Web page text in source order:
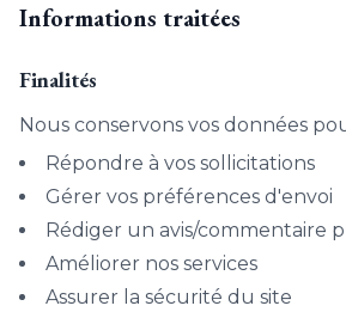
Informations traitées
Finalités
Nous conservons vos données
Répondre à vos sollicitations
Gérer vos préférences d'envoi
Rédiger un avis/commentaire
Améliorer nos services
Assurer la sécurité du site